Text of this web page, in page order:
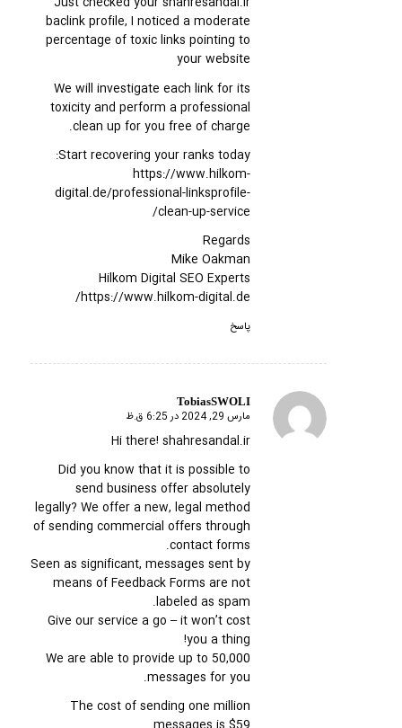
baclink profile, I noticed a moderate
percentage of toxic links pointing to
your website
We will investigate each link for its
toxicity and perform a professional
clean up for you free of charge.
Start recovering your ranks today:
https://www.hilkom-
digital.de/professional-linksprofile-
clean-up-service/
Regards
Mike Oakman
Hilkom Digital SEO Experts
https://www.hilkom-digital.de/
پاسخ
TobiasSWOLI
گفته:
مارس 29, 2024 در 6:25 ق.ظ
Hi there! shahresandal.ir
Did you know that it is possible to
send business offer absolutely
legally? We offer a new, legal method
of sending commercial offers through
contact forms.
Seen as significant, messages sent by
means of Feedback Forms are not
labeled as spam.
Give our service a go – it won’t cost
you a thing!
We are able to provide up to 50,000
messages for you.
The cost of sending one million